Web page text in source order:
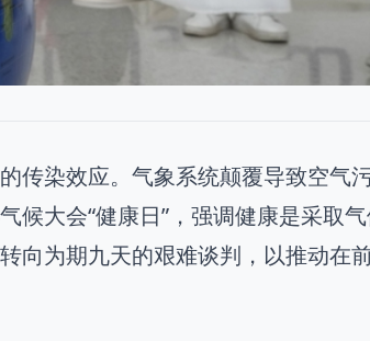
传染效应。气象系统颠覆导致空气
候大会“健康日”，强调健康是采取
向为期九天的艰难谈判，以推动在